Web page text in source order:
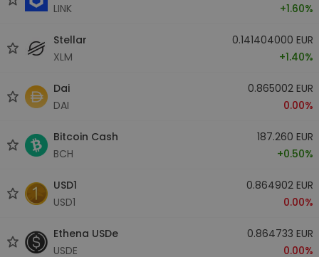
LINK
+1.60%
Stellar
XLM
0.141404000 EUR
+1.40%
Dai
DAI
0.865002 EUR
0.00%
Bitcoin Cash
BCH
187.260 EUR
+0.50%
USD1
USD1
0.864902 EUR
0.00%
Ethena USDe
USDE
0.864733 EUR
0.00%